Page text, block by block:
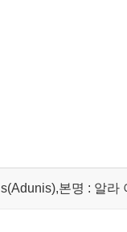
본명 : 알라